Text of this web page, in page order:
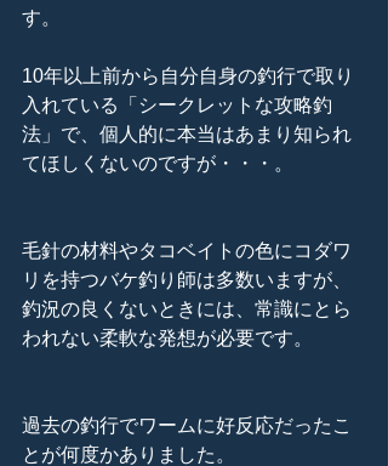
す。
10年以上前から自分自身の釣行で取り
入れている「シークレットな攻略釣
法」で、個人的に本当はあまり知られ
てほしくないのですが・・・。
毛針の材料やタコベイトの色にコダワ
リを持つバケ釣り師は多数いますが、
釣況の良くないときには、常識にとら
われない柔軟な発想が必要です。
過去の釣行でワームに好反応だったこ
とが何度かありました。